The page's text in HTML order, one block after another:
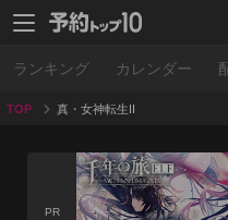
ランキング カレンダー
TOP 真・女神転生II
PR